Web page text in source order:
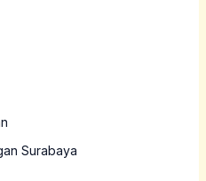
Surabaya